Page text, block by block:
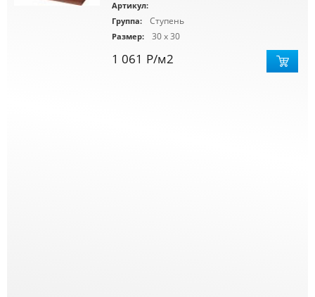
Артикул:
Группа:
Ступень
Размер: 30 x 30
1 061 Р/м2